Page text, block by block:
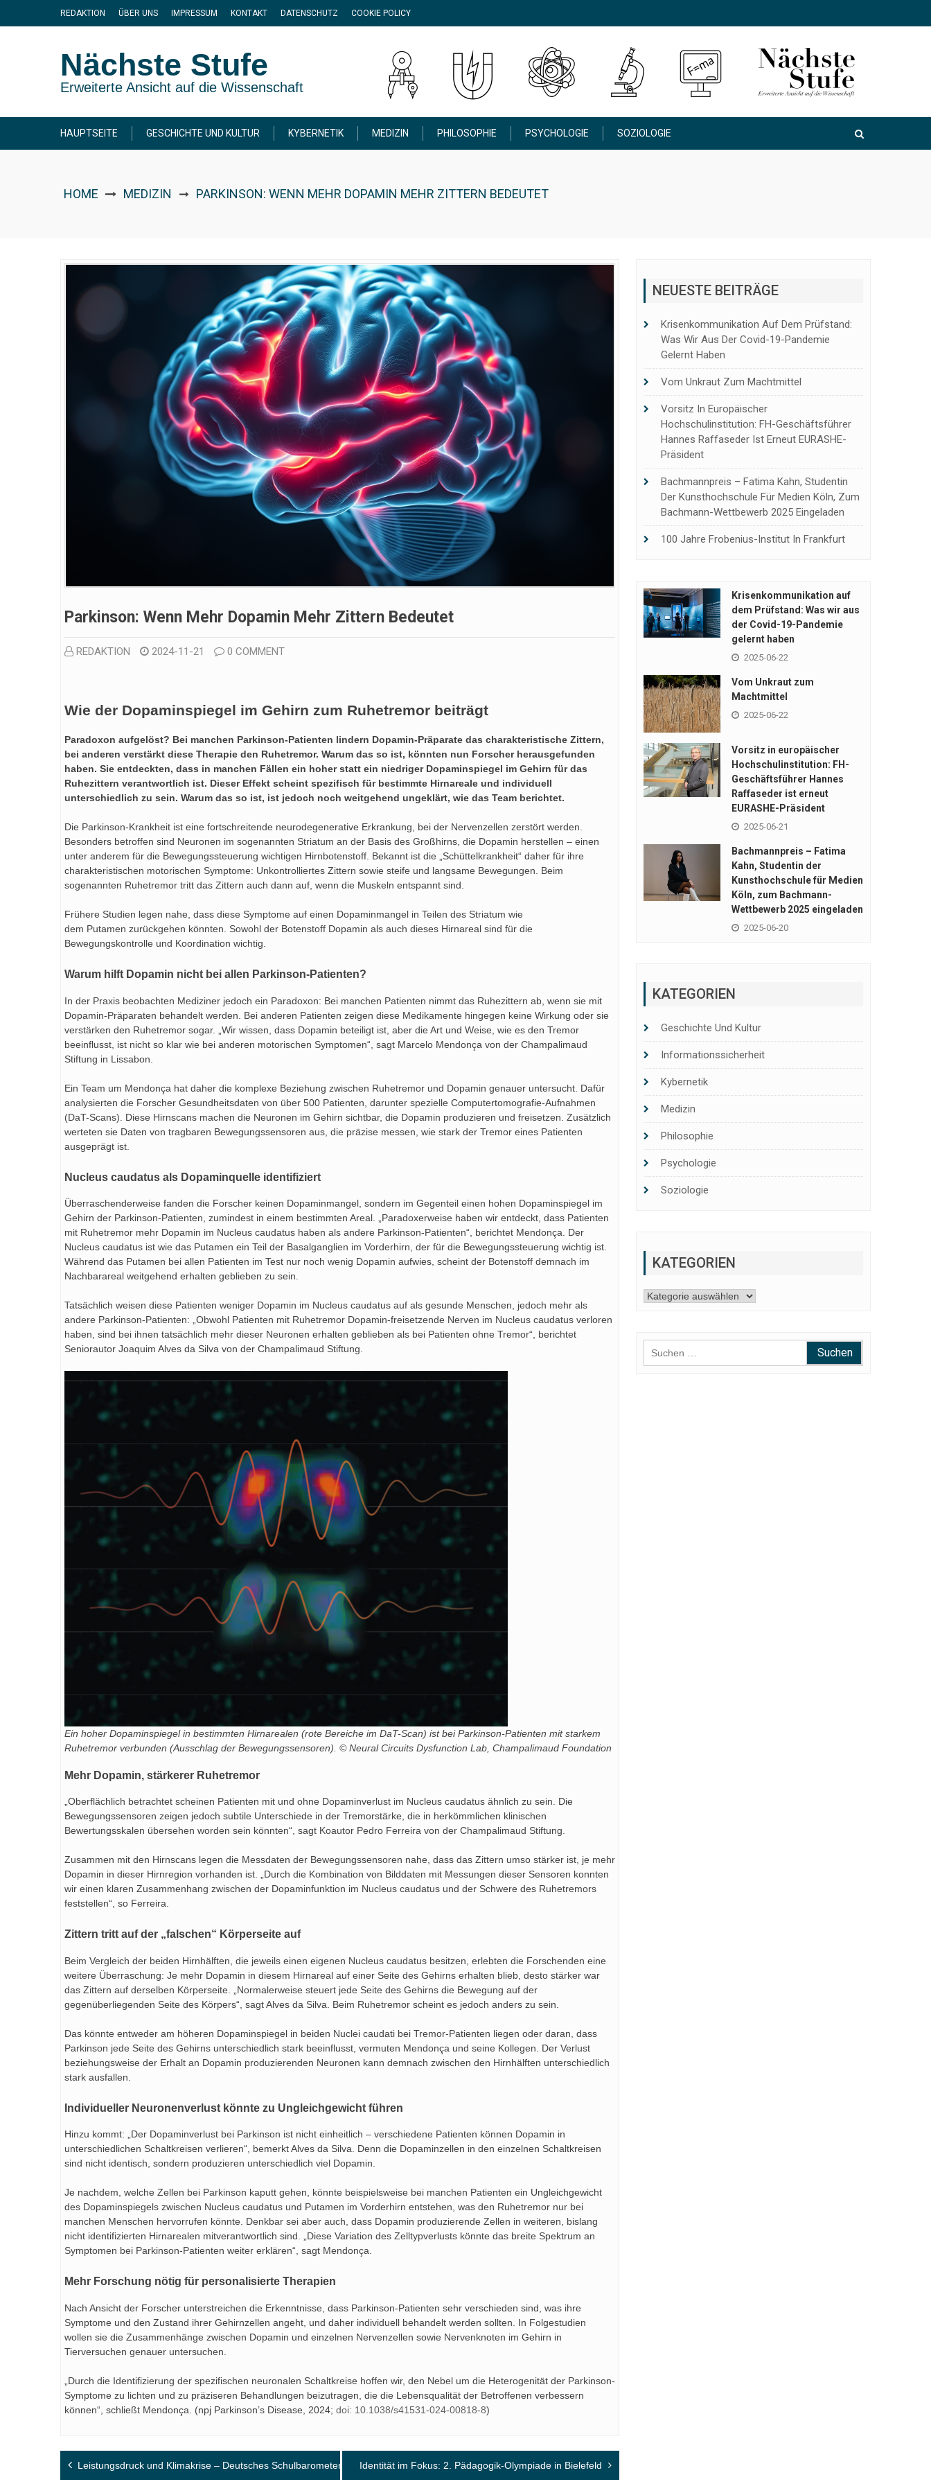
REDAKTION ÜBER UNS IMPRESSUM KONTAKT DATENSCHUTZ COOKIE POLICY
Nächste Stufe
Erweiterte Ansicht auf die Wissenschaft
HAUPTSEITE GESCHICHTE UND KULTUR KYBERNETIK MEDIZIN PHILOSOPHIE PSYCHOLOGIE SOZIOLOGIE
HOME MEDIZIN ➞ PARKINSON: WENN MEHR DOPAMIN MEHR ZITTERN BEDEUTET
Parkinson: Wenn Mehr Dopamin Mehr Zittern Bedeutet
REDAKTION 2024-11-21 0 COMMENT
Wie der Dopaminspiegel im Gehirn zum Ruhetremor beiträgt
Paradoxon aufgelöst? Bei manchen Parkinson-Patienten lindern Dopamin-Präparate das charakteristische Zittern,
bei anderen verstärkt diese Therapie den Ruhetremor. Warum das so ist, könnten nun Forscher herausgefunden
haben. Sie entdeckten, dass in manchen Fällen ein hoher statt ein niedriger Dopaminspiegel im Gehirn für das
Ruhezittern verantwortlich ist. Dieser Effekt scheint spezifisch für bestimmte Hirnareale und individuell
unterschiedlich zu sein. Warum das so ist, ist jedoch noch weitgehend ungeklärt, wie das Team berichtet.
Die Parkinson-Krankheit ist eine fortschreitende neurodegenerative Erkrankung, bei der Nervenzellen zerstört werden.
Besonders betroffen sind Neuronen im sogenannten Striatum an der Basis des Großhirns, die Dopamin herstellen – einen
unter anderem für die Bewegungssteuerung wichtigen Hirnbotenstoff. Bekannt ist die „Schüttelkrankheit“ daher für ihre
charakteristischen motorischen Symptome: Unkontrolliertes Zittern sowie steife und langsame Bewegungen. Beim
sogenannten Ruhetremor tritt das Zittern auch dann auf, wenn die Muskeln entspannt sind.
Frühere Studien legen nahe, dass diese Symptome auf einen Dopaminmangel in Teilen des Striatum wie
dem Putamen zurückgehen könnten. Sowohl der Botenstoff Dopamin als auch dieses Hirnareal sind für die
Bewegungskontrolle und Koordination wichtig.
Warum hilft Dopamin nicht bei allen Parkinson-Patienten?
In der Praxis beobachten Mediziner jedoch ein Paradoxon: Bei manchen Patienten nimmt das Ruhezittern ab, wenn sie mit
Dopamin-Präparaten behandelt werden. Bei anderen Patienten zeigen diese Medikamente hingegen keine Wirkung oder sie
verstärken den Ruhetremor sogar. „Wir wissen, dass Dopamin beteiligt ist, aber die Art und Weise, wie es den Tremor
beeinflusst, ist nicht so klar wie bei anderen motorischen Symptomen“, sagt Marcelo Mendonça von der Champalimaud
Stiftung in Lissabon.
Ein Team um Mendonça hat daher die komplexe Beziehung zwischen Ruhetremor und Dopamin genauer untersucht. Dafür
analysierten die Forscher Gesundheitsdaten von über 500 Patienten, darunter spezielle Computertomografie-Aufnahmen
(DaT-Scans). Diese Hirnscans machen die Neuronen im Gehirn sichtbar, die Dopamin produzieren und freisetzen. Zusätzlich
werteten sie Daten von tragbaren Bewegungssensoren aus, die präzise messen, wie stark der Tremor eines Patienten
ausgeprägt ist.
Nucleus caudatus als Dopaminquelle identifiziert
Überraschenderweise fanden die Forscher keinen Dopaminmangel, sondern im Gegenteil einen hohen Dopaminspiegel im
Gehirn der Parkinson-Patienten, zumindest in einem bestimmten Areal. „Paradoxerweise haben wir entdeckt, dass Patienten
mit Ruhetremor mehr Dopamin im Nucleus caudatus haben als andere Parkinson-Patienten“, berichtet Mendonça. Der
Nucleus caudatus ist wie das Putamen ein Teil der Basalganglien im Vorderhirn, der für die Bewegungssteuerung wichtig ist.
Während das Putamen bei allen Patienten im Test nur noch wenig Dopamin aufwies, scheint der Botenstoff demnach im
Nachbarareal weitgehend erhalten geblieben zu sein.
Tatsächlich weisen diese Patienten weniger Dopamin im Nucleus caudatus auf als gesunde Menschen, jedoch mehr als
andere Parkinson-Patienten: „Obwohl Patienten mit Ruhetremor Dopamin-freisetzende Nerven im Nucleus caudatus verloren
haben, sind bei ihnen tatsächlich mehr dieser Neuronen erhalten geblieben als bei Patienten ohne Tremor“, berichtet
Seniorautor Joaquim Alves da Silva von der Champalimaud Stiftung.
Ein hoher Dopaminspiegel in bestimmten Hirnarealen (rote Bereiche im DaT-Scan) ist bei Parkinson-Patienten mit starkem
Ruhetremor verbunden (Ausschlag der Bewegungssensoren). © Neural Circuits Dysfunction Lab, Champalimaud Foundation
Mehr Dopamin, stärkerer Ruhetremor
„Oberflächlich betrachtet scheinen Patienten mit und ohne Dopaminverlust im Nucleus caudatus ähnlich zu sein. Die
Bewegungssensoren zeigen jedoch subtile Unterschiede in der Tremorstärke, die in herkömmlichen klinischen
Bewertungsskalen übersehen worden sein könnten“, sagt Koautor Pedro Ferreira von der Champalimaud Stiftung.
Zusammen mit den Hirnscans legen die Messdaten der Bewegungssensoren nahe, dass das Zittern umso stärker ist, je mehr
Dopamin in dieser Hirnregion vorhanden ist. „Durch die Kombination von Bilddaten mit Messungen dieser Sensoren konnten
wir einen klaren Zusammenhang zwischen der Dopaminfunktion im Nucleus caudatus und der Schwere des Ruhetremors
feststellen“, so Ferreira.
Zittern tritt auf der „falschen“ Körperseite auf
Beim Vergleich der beiden Hirnhälften, die jeweils einen eigenen Nucleus caudatus besitzen, erlebten die Forschenden eine
weitere Überraschung: Je mehr Dopamin in diesem Hirnareal auf einer Seite des Gehirns erhalten blieb, desto stärker war
das Zittern auf derselben Körperseite. „Normalerweise steuert jede Seite des Gehirns die Bewegung auf der
gegenüberliegenden Seite des Körpers“, sagt Alves da Silva. Beim Ruhetremor scheint es jedoch anders zu sein.
Das könnte entweder am höheren Dopaminspiegel in beiden Nuclei caudati bei Tremor-Patienten liegen oder daran, dass
Parkinson jede Seite des Gehirns unterschiedlich stark beeinflusst, vermuten Mendonça und seine Kollegen. Der Verlust
beziehungsweise der Erhalt an Dopamin produzierenden Neuronen kann demnach zwischen den Hirnhälften unterschiedlich
stark ausfallen.
Individueller Neuronenverlust könnte zu Ungleichgewicht führen
Hinzu kommt: „Der Dopaminverlust bei Parkinson ist nicht einheitlich – verschiedene Patienten können Dopamin in
unterschiedlichen Schaltkreisen verlieren“, bemerkt Alves da Silva. Denn die Dopaminzellen in den einzelnen Schaltkreisen
sind nicht identisch, sondern produzieren unterschiedlich viel Dopamin.
Je nachdem, welche Zellen bei Parkinson kaputt gehen, könnte beispielsweise bei manchen Patienten ein Ungleichgewicht
des Dopaminspiegels zwischen Nucleus caudatus und Putamen im Vorderhirn entstehen, was den Ruhetremor nur bei
manchen Menschen hervorrufen könnte. Denkbar sei aber auch, dass Dopamin produzierende Zellen in weiteren, bislang
nicht identifizierten Hirnarealen mitverantwortlich sind. „Diese Variation des Zelltypverlusts könnte das breite Spektrum an
Symptomen bei Parkinson-Patienten weiter erklären“, sagt Mendonça.
Mehr Forschung nötig für personalisierte Therapien
Nach Ansicht der Forscher unterstreichen die Erkenntnisse, dass Parkinson-Patienten sehr verschieden sind, was ihre
Symptome und den Zustand ihrer Gehirnzellen angeht, und daher individuell behandelt werden sollten. In Folgestudien
wollen sie die Zusammenhänge zwischen Dopamin und einzelnen Nervenzellen sowie Nervenknoten im Gehirn in
Tierversuchen genauer untersuchen.
„Durch die Identifizierung der spezifischen neuronalen Schaltkreise hoffen wir, den Nebel um die Heterogenität der Parkinson-
Symptome zu lichten und zu präziseren Behandlungen beizutragen, die die Lebensqualität der Betroffenen verbessern
können“, schließt Mendonça. (npj Parkinson’s Disease, 2024; doi: 10.1038/s41531-024-00818-8)
Beitragsnavigation
Leistungsdruck und Klimakrise – Deutsches Schulbarometer spiegelt aktuelle Sorgen von Schüler:innen
Identität im Fokus: 2. Pädagogik-Olympiade in Bielefeld
NEUESTE BEITRÄGE
Krisenkommunikation Auf Dem Prüfstand:
Was Wir Aus Der Covid-19-Pandemie
Gelernt Haben
Vom Unkraut Zum Machtmittel
Vorsitz In Europäischer
Hochschulinstitution: FH-Geschäftsführer
Hannes Raffaseder Ist Erneut EURASHE-
Präsident
Bachmannpreis – Fatima Kahn, Studentin
Der Kunsthochschule Für Medien Köln, Zum
Bachmann-Wettbewerb 2025 Eingeladen
100 Jahre Frobenius-Institut In Frankfurt
Krisenkommunikation auf
dem Prüfstand: Was wir aus
der Covid-19-Pandemie
gelernt haben
2025-06-22
Vom Unkraut zum
Machtmittel
2025-06-22
Vorsitz in europäischer
Hochschulinstitution: FH-
Geschäftsführer Hannes
Raffaseder ist erneut
EURASHE-Präsident
2025-06-21
Bachmannpreis – Fatima
Kahn, Studentin der
Kunsthochschule für Medien
Köln, zum Bachmann-
Wettbewerb 2025 eingeladen
2025-06-20
KATEGORIEN
Geschichte Und Kultur
Informationssicherheit
Kybernetik
Medizin
Philosophie
Psychologie
Soziologie
KATEGORIEN
Kategorien